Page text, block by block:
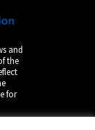
and
the
for